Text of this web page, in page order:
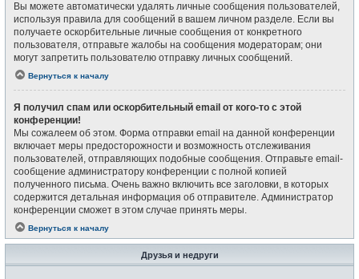
Вы можете автоматически удалять личные сообщения пользователей,
используя правила для сообщений в вашем личном разделе. Если вы
получаете оскорбительные личные сообщения от конкретного
пользователя, отправьте жалобы на сообщения модераторам; они
могут запретить пользователю отправку личных сообщений.
Вернуться к началу
Я получил спам или оскорбительный email от кого-то с этой
конференции!
Мы сожалеем об этом. Форма отправки email на данной конференции
включает меры предосторожности и возможность отслеживания
пользователей, отправляющих подобные сообщения. Отправьте email-
сообщение администратору конференции с полной копией
полученного письма. Очень важно включить все заголовки, в которых
содержится детальная информация об отправителе. Администратор
конференции сможет в этом случае принять меры.
Вернуться к началу
Друзья и недруги